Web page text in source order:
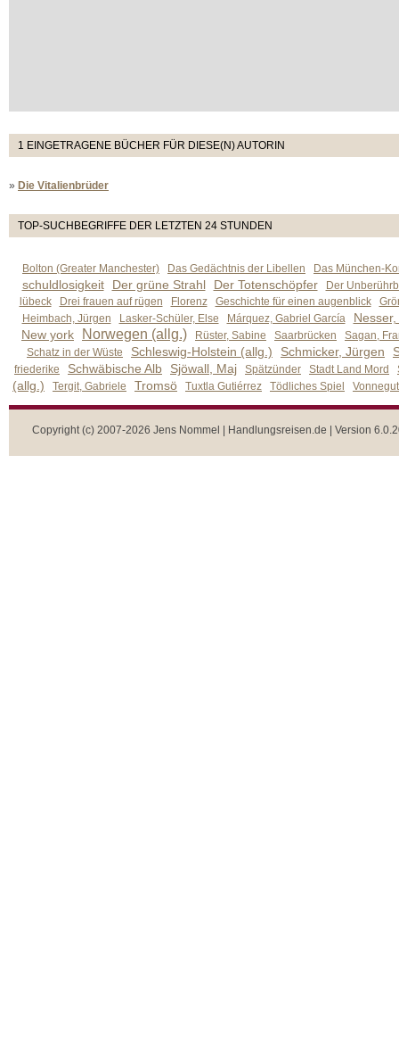
1 EINGETRAGENE BÜCHER FÜR DIESE(N) AUTORIN
» Die Vitalienbrüder
TOP-SUCHBEGRIFFE DER LETZTEN 24 STUNDEN
Bolton (Greater Manchester) Das Gedächtnis der Libellen Das München-
schuldlosigkeit Der grüne Strahl Der Totenschöpfer
Der
lübeck
Drei frauen auf rügen Florenz Geschichte für einen augenblick
Heimbach, Jürgen
Lasker-Schüler, Else Márquez, Gabriel García
New york
Norwegen (allg.) Rüster, Sabine Saarbrücken
Sagan,
Schatz in der Wüste
Schleswig-Holstein (allg.) Schmicker, Jürgen
friederike Schwäbische Alb Sjöwall, Maj Spätzünder Stadt Land Mord
(allg.) Tergit, Gabriele Tromsö Tuxtla Gutiérrez Tödliches Spiel
Copyright (c) 2007-2026 Jens Nommel | Handlungsreisen.de | Version